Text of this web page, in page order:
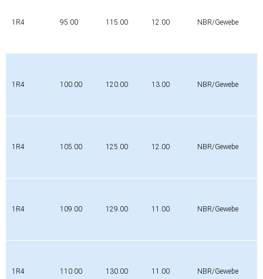
1R4 95.00 115.00 12.00 NBR/Gewebe
1R4 100.00 120.00 13.00 NBR/Gewebe
1R4 105.00 125.00 12.00 NBR/Gewebe
1R4 109.00 129.00 11.00 NBR/Gewebe
1R4 110.00 130.00 11.00 NBR/Gewebe